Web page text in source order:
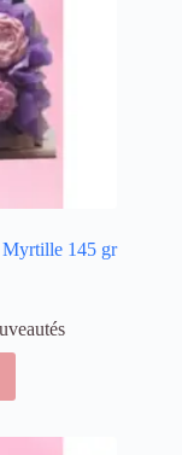
Myrtille 145 gr